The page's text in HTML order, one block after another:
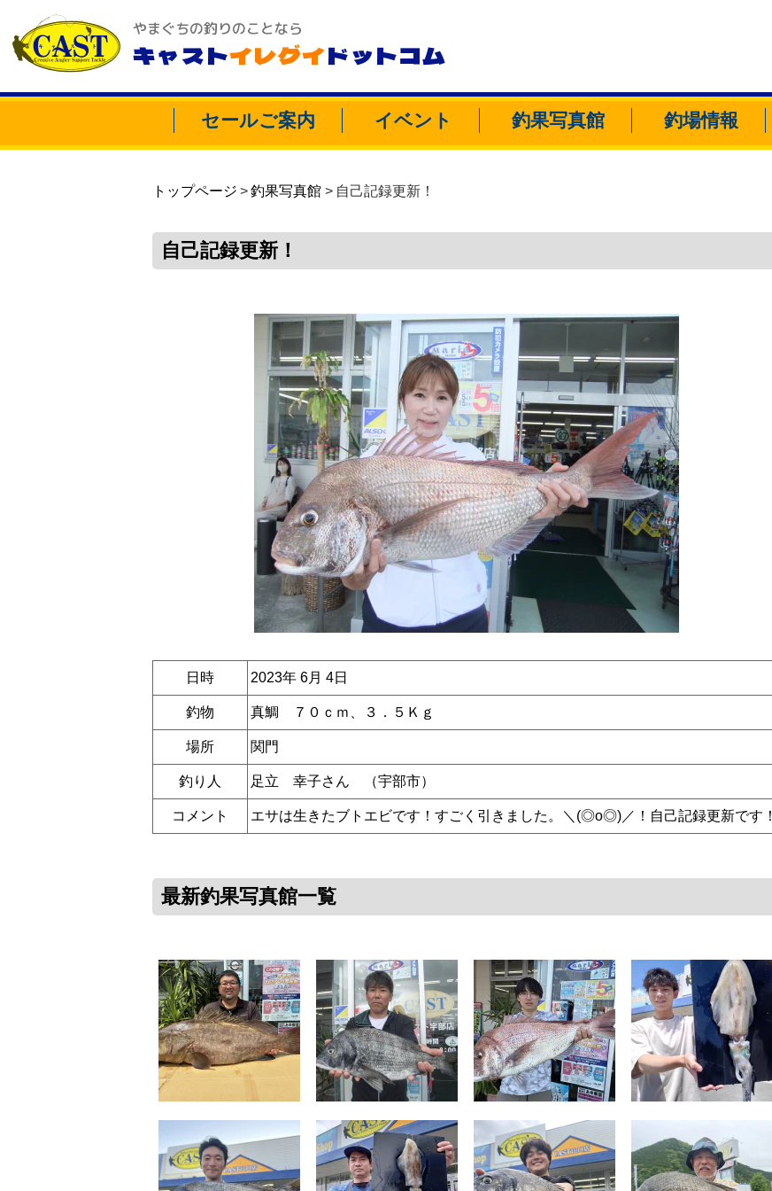
やまぐちの釣りのことなら
キャストイレグイドットコム
セールご案内 イベント 釣果写真館 釣場情報
トップページ 釣果写真館 自己記録更新！
自己記録更新！
日時 2023年 6月 4日
釣物 真鯛 ７０ｃｍ、３．５Ｋｇ
場所 関門
釣り人 足立 幸子さん （宇部市）
コメント エサは生きたブトエビです！すごく引きました。＼(◎o◎)／！自己記録更新です！
最新釣果写真館一覧